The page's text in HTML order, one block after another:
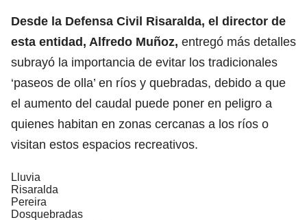
Desde la Defensa Civil Risaralda, el director de
esta entidad, Alfredo Muñoz, entregó más detalles
subrayó la importancia de evitar los tradicionales
‘paseos de olla’ en ríos y quebradas, debido a que
el aumento del caudal puede poner en peligro a
quienes habitan en zonas cercanas a los ríos o
visitan estos espacios recreativos.
Lluvia
Risaralda
Pereira
Dosquebradas